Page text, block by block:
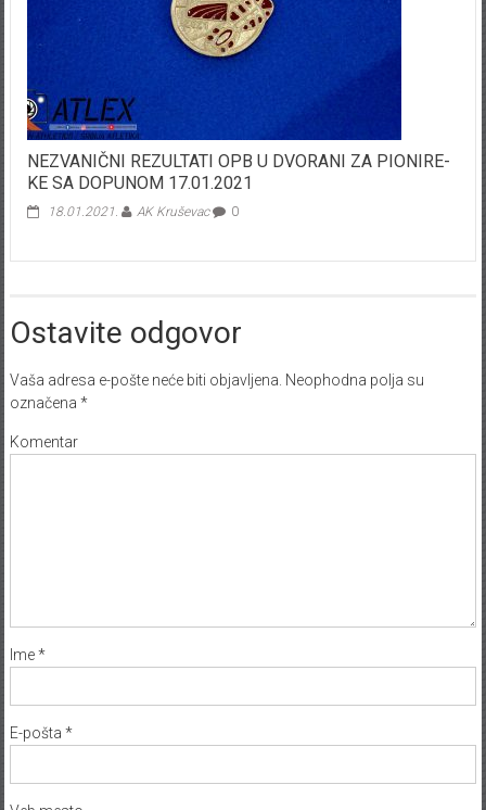
NEZVANIČNI REZULTATI OPB U DVORANI ZA PIONIRE-
KE SA DOPUNOM 17.01.2021
18.01.2021. AK Kruševac 0
Ostavite odgovor
Vaša adresa e-pošte neće biti objavljena. Neophodna polja su
označena *
Komentar
Ime*
E-pošta *